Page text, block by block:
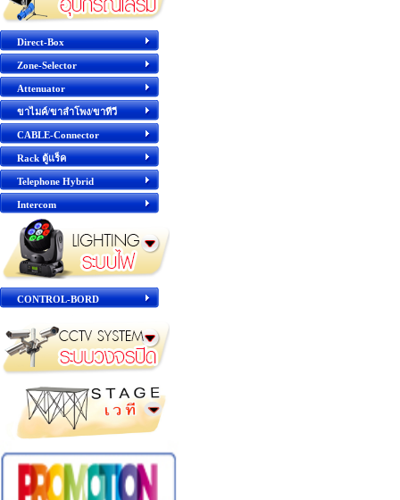
Direct-Box
Zone-Selector
Attenuator
ขาไมค์/ขาลำโพง/ขาทีวี
CABLE-Connector
Rack ตู้แร็ค
Telephone Hybrid
Intercom
CONTROL-BORD